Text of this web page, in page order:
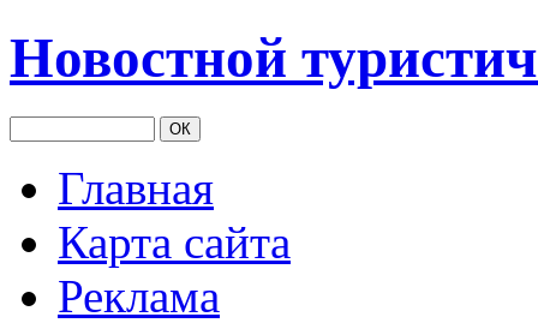
Новостной
Главная
Карта сайта
Реклама